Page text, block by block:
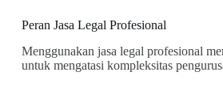
Peran Jasa Legal Profesional
Menggunakan jasa legal profesional
untuk mengatasi kompleksitas